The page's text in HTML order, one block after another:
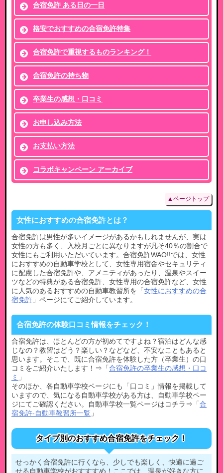
合宿免許 ある日の一日
格安でおすすめの合宿免許特集
合宿免許で重視するものランキング！
合宿免許の持ち物
卒業生の感想・口コミ
お申し込み方法
お支払い方法
コラボキャンペーン アーカイブ
▲ページトップ
女性におすすめの合宿免許とは？
合宿免許は男性が多いイメージがあるかもしれませんが、実は
女性の方も多く、入校月ごとに異なりますが凡そ40％の割合で
女性にもご利用いただいています。合宿免許WAO!!では、女性
におすすめの自動車学校として、女性専用宿舎やセキュリティ
に配慮した合宿免許や、アメニティがあったり、温泉やスイー
ツなどの特典がある合宿免許、女性専用の合宿免許など、女性
に人気のあるおすすめの自動車教習所を「女性におすすめの合
宿免許 」ページにてご紹介しています。
合宿免許の体験口コミ情報をチェック！
合宿免許は、ほとんどの方が初めてですよね？宿泊はどんな感
じなの？教習はどう？楽しい？などなど、不安なこともあると
思います。そこで、既に合宿免許を体験した方（卒業生）の口
コミをご紹介いたします！⇒「合宿免許の卒業生の感想・口コ
ミ 」
そのほか、各自動車学校ページにも「口コミ」情報を掲載して
いますので、気になる自動車学校がある方は、自動車学校ペー
ジにてご確認ください。自動車学校一覧ページはコチラ⇒「合
宿免許-自動車教習所一覧 」
タイプ別のおすすめ合宿免許をチェック！
せっかく合宿免許に行くなら、少しでも楽しく、快適に過ご
せる自動車学校がおすすすめ！ここでは、温泉が好きな方に